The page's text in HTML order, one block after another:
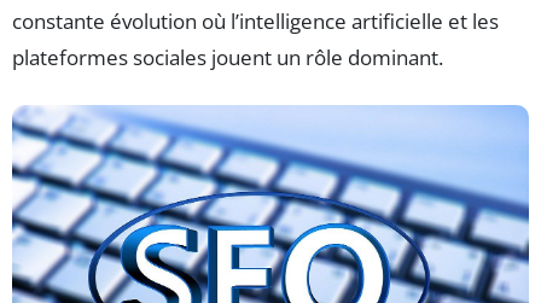
constante évolution où l’intelligence artificielle et les
plateformes sociales jouent un rôle dominant.